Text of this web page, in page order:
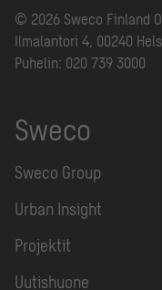
© 2026 Sweco Finland
Ilmalantori 4, 00240
Puhelin: 020 739 3000
Sweco
Sweco Group
Urban Insight
Projektit
Uutishuone